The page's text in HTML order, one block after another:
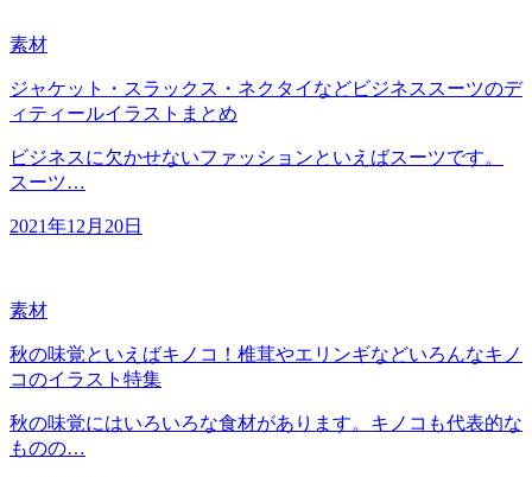
素材
ジャケット・スラックス・ネクタイなどビジネススーツのデ
ィティールイラストまとめ
ビジネスに欠かせないファッションといえばスーツです。
スーツ…
2021年12月20日
素材
秋の味覚といえばキノコ！椎茸やエリンギなどいろんなキノ
コのイラスト特集
秋の味覚にはいろいろな食材があります。キノコも代表的な
ものの…